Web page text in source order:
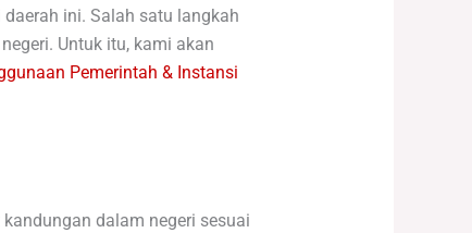
ini. Salah satu langkah
Untuk itu, kami akan
Pemerintah & Instansi
dalam negeri sesuai